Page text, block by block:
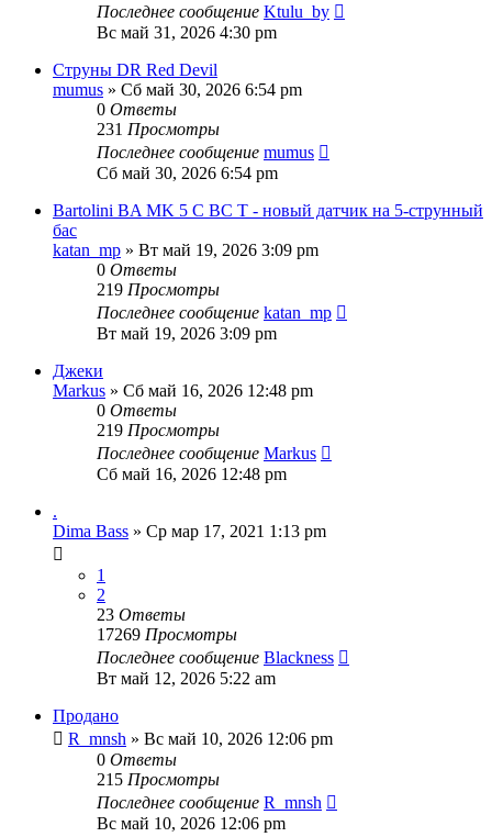
Последнее сообщение Ktulu_by
Вс май 31, 2026 4:30 pm
Струны DR Red Devil
mumus » Сб май 30, 2026 6:54 pm
0 Ответы
231 Просмотры
Последнее сообщение mumus
Сб май 30, 2026 6:54 pm
Bartolini BA MK 5 C BC T - новый датчик на 5-струнный
бас
katan_mp » Вт май 19, 2026 3:09 pm
0 Ответы
219 Просмотры
Последнее сообщение katan_mp
Вт май 19, 2026 3:09 pm
Джеки
Markus » Сб май 16, 2026 12:48 pm
0 Ответы
219 Просмотры
Последнее сообщение Markus
Сб май 16, 2026 12:48 pm
.
Dima Bass » Ср мар 17, 2021 1:13 pm
1
2
23 Ответы
17269 Просмотры
Последнее сообщение Blackness
Вт май 12, 2026 5:22 am
Продано
R_mnsh » Вс май 10, 2026 12:06 pm
0 Ответы
215 Просмотры
Последнее сообщение R_mnsh
Вс май 10, 2026 12:06 pm